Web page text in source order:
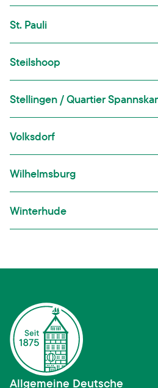
St. Pauli
Steilshoop
Stellingen / Quartier
Volksdorf
Wilhelmsburg
Winterhude
Allgemeine Deutsche